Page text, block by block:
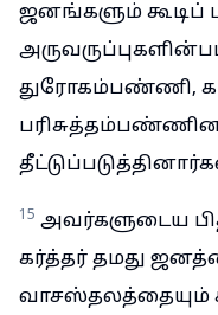
ஜனங்களும் கூடிப்
துரோகம்பண்ணி,
15 அவர்களுடைய
கர்த்தர் தமது
வாசஸ்தலத்தையும்